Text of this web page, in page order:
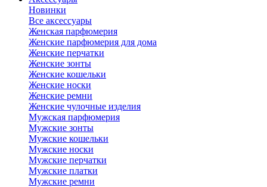
Новинки
Все аксессуары
Женская парфюмерия
Женские парфюмерия для дома
Женские перчатки
Женские зонты
Женские кошельки
Женские носки
Женские ремни
Женские чулочные изделия
Мужская парфюмерия
Мужские зонты
Мужские кошельки
Мужские носки
Мужские перчатки
Мужские платки
Мужские ремни